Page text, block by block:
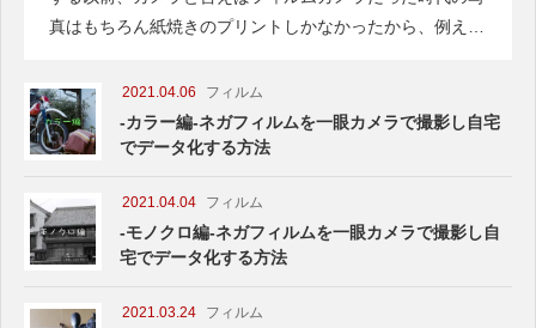
真はもちろん紙焼きのプリントしかなかったから、例えば
2021.04.06 フィルム
-カラー編-ネガフィルムを一眼カメラで撮影し自宅
でデータ化する方法
2021.04.04 フィルム
-モノクロ編-ネガフィルムを一眼カメラで撮影し自
宅でデータ化する方法
2021.03.24 フィルム